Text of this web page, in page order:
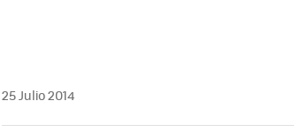
25 Julio 2014